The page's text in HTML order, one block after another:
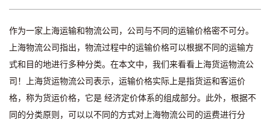
作为一家上海运输和物流公司，公司与不同的运输价格密不可分。
上海物流公司指出，物流过程中的运输价格可以根据不同的运输方
式和目的地进行多种分类。在本文中，我们来看看上海货运物流公
司！上海货运物流公司表示，运输价格实际上是指货运和客运价
格，称为货运价格，它是 经济定价体系的组成部分。此外，根据不
同的分类原则，可以以不同的方式对上海物流公司的运费进行分